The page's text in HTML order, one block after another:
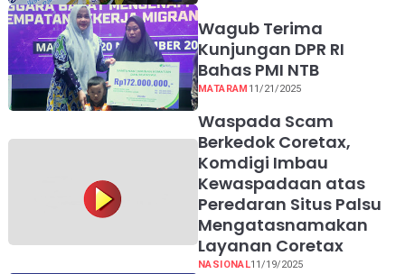
Wagub Terima
Kunjungan DPR RI
Bahas PMI NTB
MATARAM 11/21/2025
Waspada Scam
Berkedok Coretax,
Komdigi Imbau
Kewaspadaan atas
Peredaran Situs Palsu
Mengatasnamakan
Layanan Coretax
NASIONAL11/19/2025